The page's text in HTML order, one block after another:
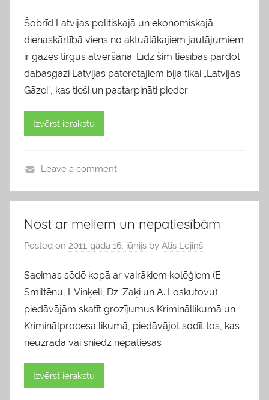
Šobrīd Latvijas politiskajā un ekonomiskajā
dienaskārtībā viens no aktuālākajiem jautājumiem
ir gāzes tirgus atvēršana. Līdz šim tiesības pārdot
dabasgāzi Latvijas patērētājiem bija tikai „Latvijas
Gāzei”, kas tieši un pastarpināti pieder
Izvērst ierakstu
l
g
s
Leave a comment
Nost ar meliem un nepatiesībām
Posted on 2011. gada 16. jūnijs by Atis Lejiņš
Saeimas sēdē kopā ar vairākiem kolēģiem (E.
Smiltēnu, I. Viņķeli, Dz. Zaķi un A. Loskutovu)
piedāvājām skatīt grozījumus Krimināllikumā un
Kriminālprocesa likumā, piedāvājot sodīt tos, kas
neuzrāda vai sniedz nepatiesas
Izvērst ierakstu